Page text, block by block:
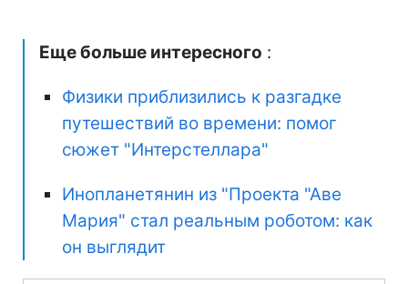
Еще больше интересного :
Физики приблизились к разгадке
путешествий во времени: помог
сюжет "Интерстеллара"
Инопланетянин из "Проекта "Аве
Мария" стал реальным роботом: как
он выглядит